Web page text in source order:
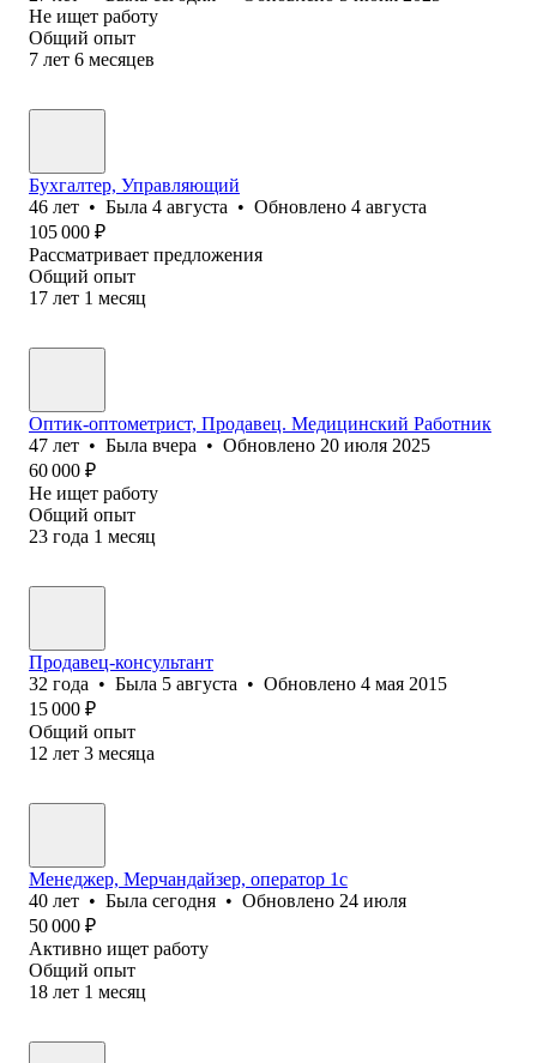
Не ищет работу
Общий опыт
7 лет 6 месяцев
Бухгалтер, Управляющий
46 лет • Была 4 августа • Обновлено 4 августа
105 000 ₽
Рассматривает предложения
Общий опыт
17 лет 1 месяц
Оптик-оптометрист, Продавец. Медицинский Работник
47 лет • Была вчера • Обновлено 20 июля 2025
60 000 ₽
Не ищет работу
Общий опыт
23 года 1 месяц
Продавец-консультант
32 года • Была 5 августа • Обновлено 4 мая 2015
15 000 ₽
Общий опыт
12 лет 3 месяца
Менеджер, Мерчандайзер, оператор 1с
40 лет • Была сегодня • Обновлено 24 июля
50 000 ₽
Активно ищет работу
Общий опыт
18 лет 1 месяц